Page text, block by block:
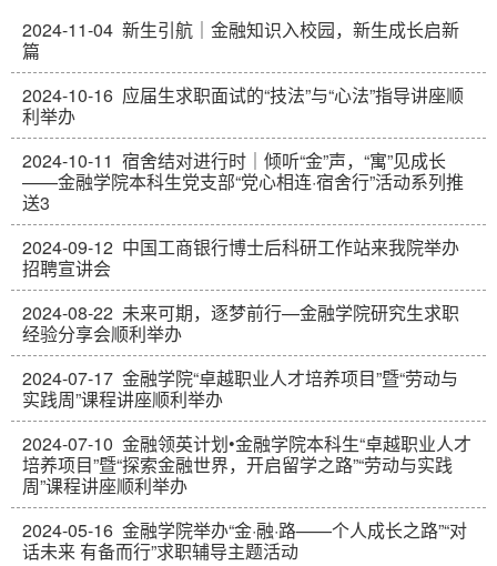
2024-11-04 新生引航｜金融知识入校园，新生成长启新
篇
2024-10-16 应届生求职面试的“技法”与“心法”指导讲座顺
利举办
2024-10-11 宿舍结对进行时｜倾听“金”声，“寓”见成长
——金融学院本科生党支部“党心相连·宿舍行”活动系列推
送3
2024-09-12 中国工商银行博士后科研工作站来我院举办
招聘宣讲会
2024-08-22 未来可期，逐梦前行—金融学院研究生求职
经验分享会顺利举办
2024-07-17 金融学院“卓越职业人才培养项目”暨“劳动与
实践周”课程讲座顺利举办
2024-07-10 金融领英计划•金融学院本科生“卓越职业人才
培养项目”暨“探索金融世界，开启留学之路”“劳动与实践
周”课程讲座顺利举办
2024-05-16 金融学院举办“金·融·路——个人成长之路”“对
话未来 有备而行”求职辅导主题活动